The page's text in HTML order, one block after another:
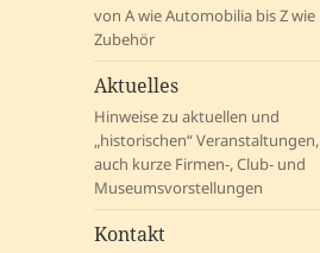
von A wie Automobilia bis Z wie
Zubehör
Aktuelles
Hinweise zu aktuellen und
„historischen“
auch kurze Firmen-, Club- und
Museumsvorstellungen
Kontakt